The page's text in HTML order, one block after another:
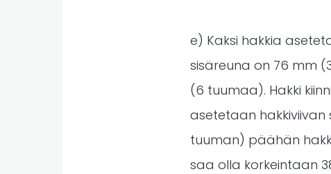
e) Kaksi hakkia
sisäreuna on 76 mm
(6 tuumaa). Hakki
asetetaan hakkiviivan
tuuman) päähän
saa olla korkeintaan